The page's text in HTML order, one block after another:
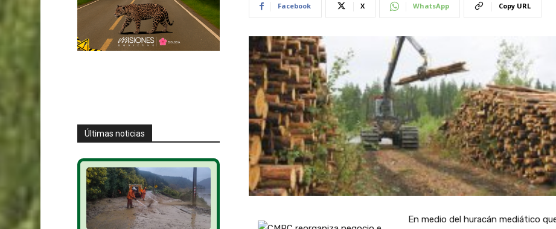
Últimas noticias
Facebook X WhatsApp Copy URL
En medio del huracán mediático